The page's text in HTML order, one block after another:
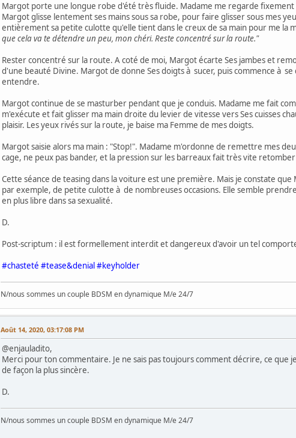
Margot porte une longue robe d'été très fluide. Madame me regarde
Margot glisse lentement ses mains sous sa robe, pour faire glisser sous mes
entièrement sa petite culotte qu'elle tient dans le creux de sa main pour me
que cela va te détendre un peu, mon chéri. Reste concentré sur la route."
Rester concentré sur la route. A coté de moi, Margot écarte Ses jambes et
d'une beauté Divine. Margot de donne Ses doigts à sucer, puis commence à
entendre.
Margot continue de se masturber pendant que je conduis. Madame me fait
m'exécute et fait glisser ma main droite du levier de vitesse vers Ses cuisses
plaisir. Les yeux rivés sur la route, je baise ma Femme de mes doigts.
Margot saisie alors ma main : "Stop!". Madame m'ordonne de remettre mes
cage, ne peux pas bander, et la pression sur les barreaux fait très vite
Cette séance de teasing dans la voiture est une première. Mais je constate
par exemple, de petite culotte à de nombreuses occasions. Elle semble
en plus libre dans sa sexualité.
D.
Post-scriptum : il est formellement interdit et dangereux d'avoir un tel
#chasteté #tease&denial #keyholder
N/nous sommes un couple BDSM en dynamique M/e 24/7
Août 14, 2020, 03:17:08 PM
@enjauladito,
Merci pour ton commentaire. Je ne sais pas toujours comment décrire, ce que
de façon la plus sincère.
D.
N/nous sommes un couple BDSM en dynamique M/e 24/7